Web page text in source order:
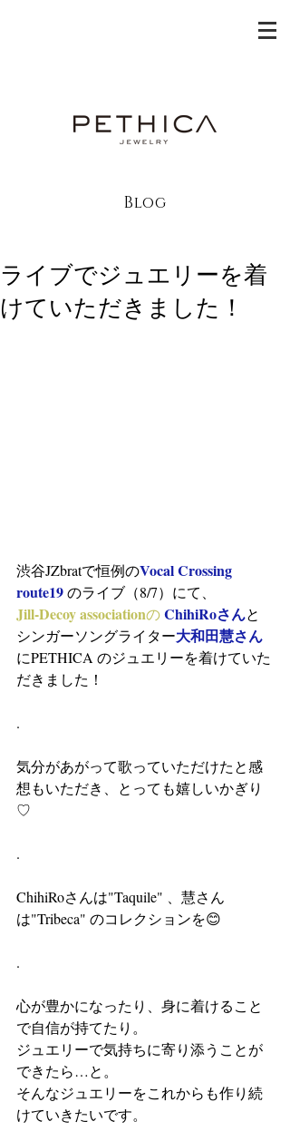
Blog
ライブでジュエリーを着
けていただきました！
渋谷JZbratで恒例のVocal Crossing
route19 のライブ（8/7）にて、
Jill-Decoy associationのChihiRoさんと
シンガーソングライター大和田慧さん
にPETHICA のジュエリーを着けていた
だきました！
.
気分があがって歌っていただけたと感
想もいただき、とっても嬉しいかぎり
♡
.
ChihiRoさんは"Taquile" 、慧さん
は"Tribeca" のコレクションを😊
.
心が豊かになったり、身に着けること
で自信が持てたり。
ジュエリーで気持ちに寄り添うことが
できたら…と。
そんなジュエリーをこれからも作り続
けていきたいです。